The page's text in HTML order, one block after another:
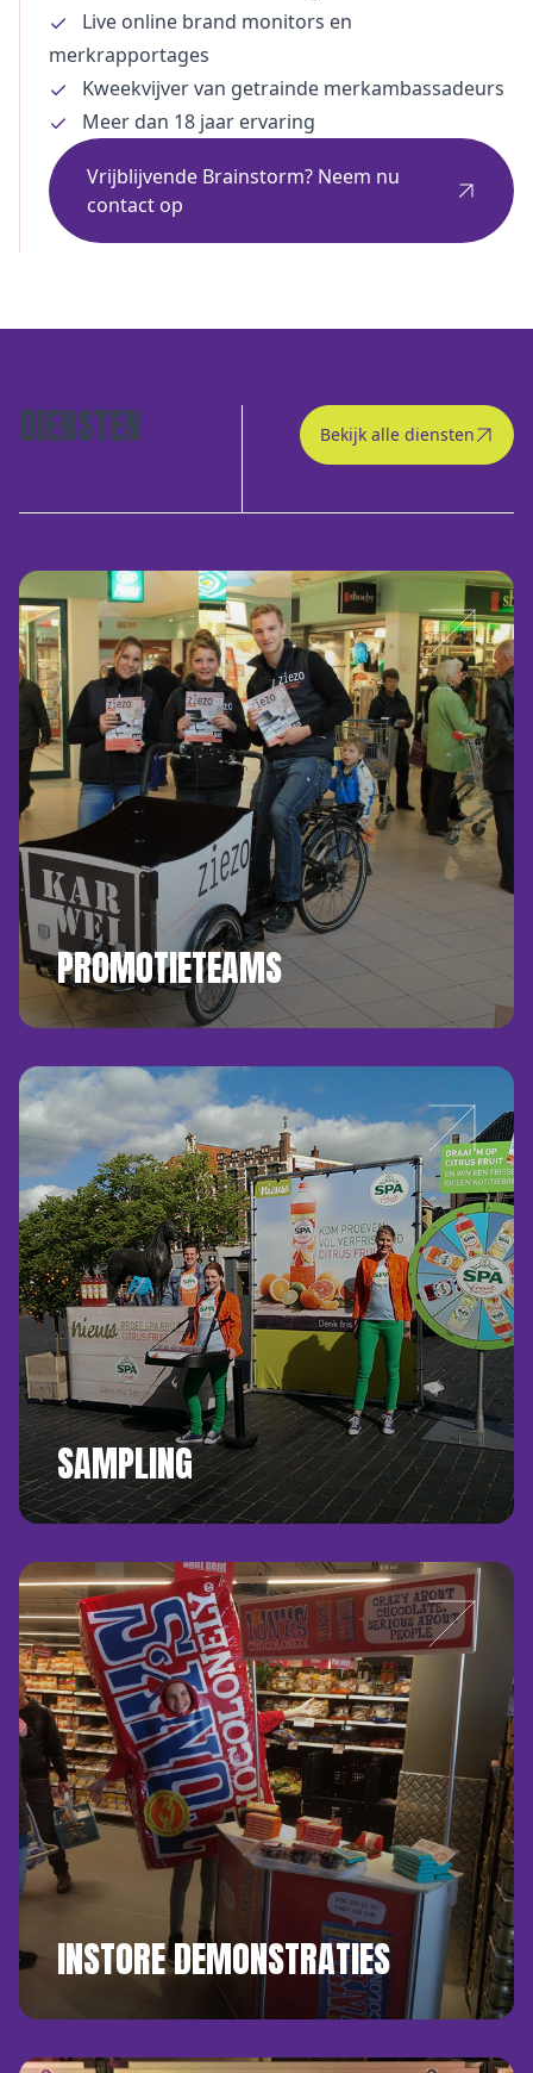
Live online brand monitors en
merkrapportages
Kweekvijver van getrainde merkambassadeurs
Meer dan 18 jaar ervaring
Vrijblijvende Brainstorm? Neem nu
contact op
DIENSTEN Bekijk alle diensten
PROMOTIETEAMS
SAMPLING
INSTORE DEMONSTRATIES